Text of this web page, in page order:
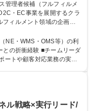
フィルメント領域の企画設
験と事業成長を支えます。
ルメント企画設計・実行 ■
務 ■受注処理、カスタマー
営および物流フロー最適化
NE・WMS・OMS等）の利
との折衝経験 ■チームリーダ
ル戦略×実行リード/